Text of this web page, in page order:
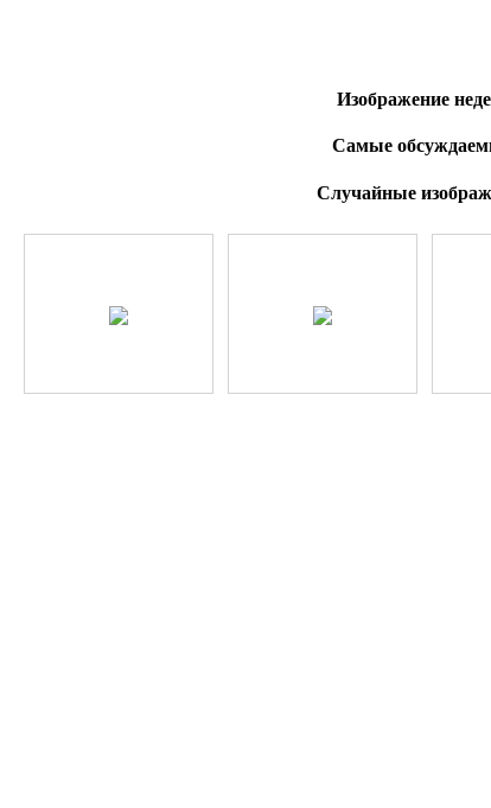
Изображение
Самые
Случайные